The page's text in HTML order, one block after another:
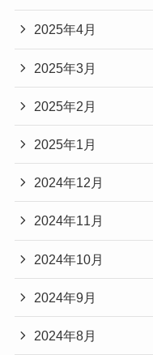
2025年4月
2025年3月
2025年2月
2025年1月
2024年12月
2024年11月
2024年10月
2024年9月
2024年8月